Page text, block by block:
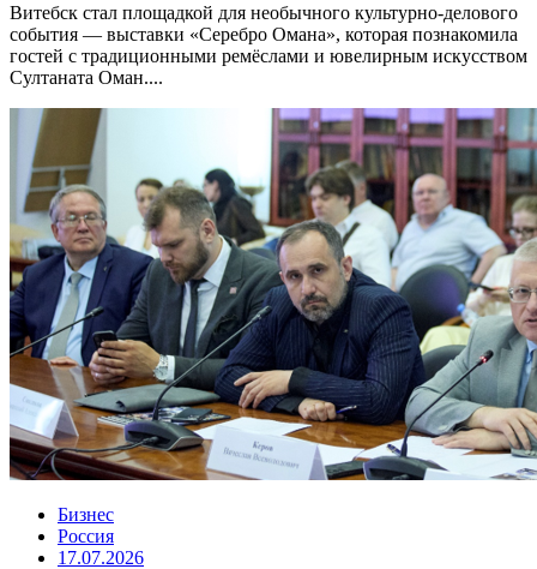
Витебск стал площадкой для необычного культурно-делового
события — выставки «Серебро Омана», которая познакомила
гостей с традиционными ремёслами и ювелирным искусством
Султаната Оман....
Бизнес
Россия
17.07.2026